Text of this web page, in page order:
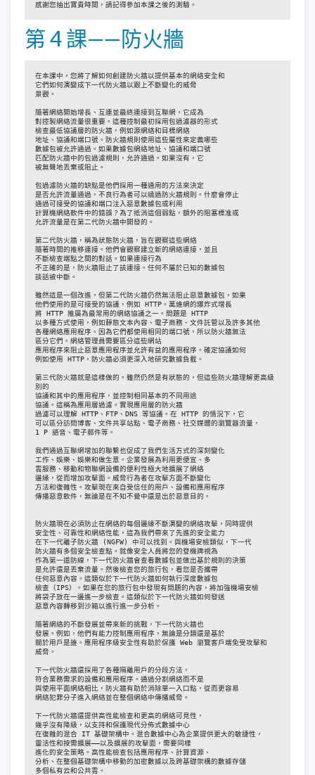
感謝您抽出寶貴時間，請記得參加本課之後的測驗。
第 4 課——防火牆
在本課中，您將了解如何創建防火牆以提供基本的網絡安全和
它們如何演變成下一代防火牆以跟上不斷變化的威脅
景觀。
隨著網絡開始增長、互連並最終連接到互聯網，它成為
對控製網絡流量很重要。這種控制最初採用包過濾器的形式
檢查最低協議層的防火牆，例如源網絡和目標網絡
地址、協議和端口號。防火牆規則使用這些屬性來定義哪些
數據包被允許通過。如果數據包網絡地址、協議和端口號
匹配防火牆中的包過濾規則，允許通過。如果沒有，它
被無聲地丟棄或阻止。
包過濾防火牆的缺點是他們採用一種通用的方法來決定
是否允許流量通過，不良行為者可以繞過防火牆規則。什麼會停止
通過可接受的協議和端口注入惡意數據包或利用
計算機網絡軟件中的錯誤？為了抵​​消這個弱點，額外的阻塞標准或
允許流量是在第二代防火牆中開發的。
第二代防火牆，稱為狀態防火牆，旨在觀察這些網絡
隨著時間的推移連接。他們會觀察建立新的網絡連接，並且
不斷檢查端點之間的對話。如果連接行為
不正確的是，防火牆阻止了該連接。任何不屬於已知的數據包
談話被中斷。
雖然這是一個改進，但第二代防火牆仍然無法阻止惡意數據包，如果
他們使用的是可接受的協議，例如 HTTP。萬維網的爆炸式增長
將 HTTP 推廣為最常用的網絡協議之一。問題是 HTTP
以多種方式使用，例如靜態文本內容、電子商務、文件託管以及許多其他
各種網絡應用程序。因為它們都使用相同的端口號，所以防火牆無法
區分它們。網絡管理員需要區分這些網站
應用程序來阻止惡意應用程序並允許有益的應用程序。確定協議如何
例如使用 HTTP，防火牆必須更深入地研究數據負載。
第三代防火牆就是這樣做的。雖然仍然是有狀態的，但這些防火牆理解更高級
別的
協議和其中的應用程序，並控制相同基本的不同用途
協議。這稱為應用層過濾。實現應用層的防火牆
過濾可以理解 HTTP、FTP、DNS 等協議。在 HTTP 的情況下，它
可以區分訪問博客、文件共享站點、電子商務、社交媒體的瀏覽器流量，
1 P 語音、電子郵件等。
我們通過互聯網增加的聯繫也促成了我們生活方式的深刻變化
工作、娛樂、娛樂和做生意。企業發展為利用更便宜、多
雲服務、移動和物聯網設備的便利性極大地擴展了網絡
邊緣，從而增加攻擊面。威脅行為者在攻擊方面不斷變化
方法和復雜性。攻擊現在來自受信任的用戶、設備和應用程序
傳播惡意軟件，無論是在不知不覺中還是出於惡意目的。
防火牆現在必須防止在網絡的每個邊緣不斷演變的網絡攻擊，同時提供
安全性、可靠性和網絡性能，這為我們帶來了先進的安全能力
在下一代離子防火牆 (NGFW) 中可以找到。與機場安檢類似，下一代
防火牆有多個安全檢查點。就像安全人員將您的登機牌視為
作為第一道防線，下一代防火牆會查看數據包並做出基於規則的決策
是允許還是丟棄流量。然後檢查您的旅行包，看您是否攜帶
任何惡意內容。這類似於下一代防火牆如何執行深度數據包
檢查（IPS）。如果在您的旅行包中發現有問題的內容，將加強機場安檢
將袋子放在一邊進一步檢查。這類似於下一代防火牆如何發送
惡意內容轉移到沙箱以進行進一步分析。
隨著網絡的不斷發展並帶來新的挑戰，下一代防火牆也
發展。例如，他們有能力控制應用程序，無論是分類還是基於
關於用戶是誰。應用程序級安全性有助於保護 Web 瀏覽客戶端免受攻擊和
威脅。
下一代防火牆還採用了各種隔離用戶的分段方法，
符合業務需求的設備和應用程序。通過分割網絡而不是
與使用平面網絡相比，防火牆有助於消除單一入口點，從而更容易
網絡犯罪分子進入網絡並在整個網絡中傳播威脅。
下一代防火牆還提供高性能檢查和更高的網絡可見性，
幾乎沒有降級，以支持和保護現代分佈式數據中心
在復雜的混合 IT 基礎架構中。混合數據中心為企業提供更大的敏捷性，
靈活性和按需擴展——以及擴展的攻擊面，需要同樣
進化的安全策略。高性能檢查包括應用程序、計算資源、
分析、在整個基礎架構中移動的加密數據以及跨基礎架構的數據存儲
多個私有云和公共雲。